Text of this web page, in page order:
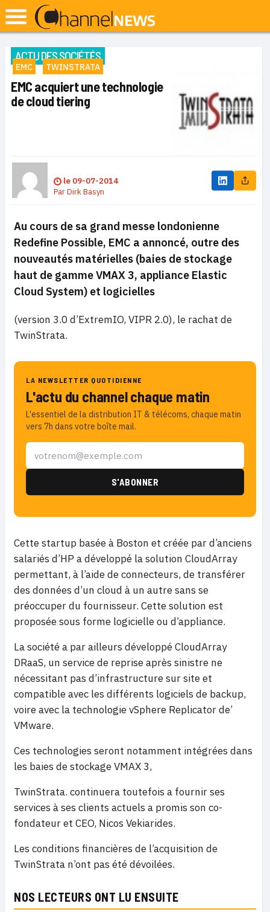
ACTU DES SOCIÉTÉS
EMC TWINSTRATA
EMC acquiert une technologie
de cloud tiering
le 09-07-2014
ParDirk Basyn
Au cours de sa grand messe londonienne
Redefine Possible, EMC a annoncé, outre des
nouveautés matérielles (baies de stockage
haut de gamme VMAX 3, appliance Elastic
Cloud System) et logicielles
(version 3.0 d’ExtremIO, VIPR 2.0), le rachat de
TwinStrata.
LA NEWSLETTER QUOTIDIENNE
L'actu du channel chaque matin
L'essentiel de la distribution IT & télécoms, chaque matin
vers 7h dans votre boîte mail.
Cette startup basée à Boston et créée par d’anciens
salariés d’HP a développé la solution CloudArray
permettant, à l’aide de connecteurs, de transférer
des données d’un cloud à un autre sans se
préoccuper du fournisseur. Cette solution est
proposée sous forme logicielle ou d’appliance.
La société a par ailleurs développé CloudArray
DRaaS, un service de reprise après sinistre ne
nécessitant pas d’infrastructure sur site et
compatible avec les différents logiciels de backup,
voire avec la technologie vSphere Replicator de’
VMware.
Ces technologies seront notamment intégrées dans
les baies de stockage VMAX 3,
TwinStrata. continuera toutefois a fournir ses
services à ses clients actuels a promis son co-
fondateur et CEO, Nicos Vekiarides.
Les conditions financières de l’acquisition de
TwinStrata n’ont pas été dévoilées.
NOS LECTEURS ONT LU ENSUITE